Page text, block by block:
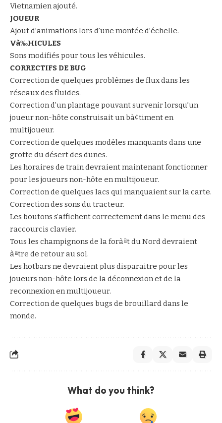
Vietnamien ajouté.
JOUEUR
Ajout d’animations lors d’une montée d’échelle.
Và‰HICULES
Sons modifiés pour tous les véhicules.
CORRECTIFS DE BUG
Correction de quelques problèmes de flux dans les
réseaux des fluides.
Correction d’un plantage pouvant survenir lorsqu’un
joueur non-hôte construisait un bà¢timent en
multijoueur.
Correction de quelques modèles manquants dans une
grotte du désert des dunes.
Les horaires de train devraient maintenant fonctionner
pour les joueurs non-hôte en multijoueur.
Correction de quelques lacs qui manquaient sur la carte.
Correction des sons du tracteur.
Les boutons s’affichent correctement dans le menu des
raccourcis clavier.
Tous les champignons de la foràªt du Nord devraient
àªtre de retour au sol.
Les hotbars ne devraient plus disparaitre pour les
joueurs non-hôte lors de la déconnexion et de la
reconnexion en multijoueur.
Correction de quelques bugs de brouillard dans le
monde.
What do you think?